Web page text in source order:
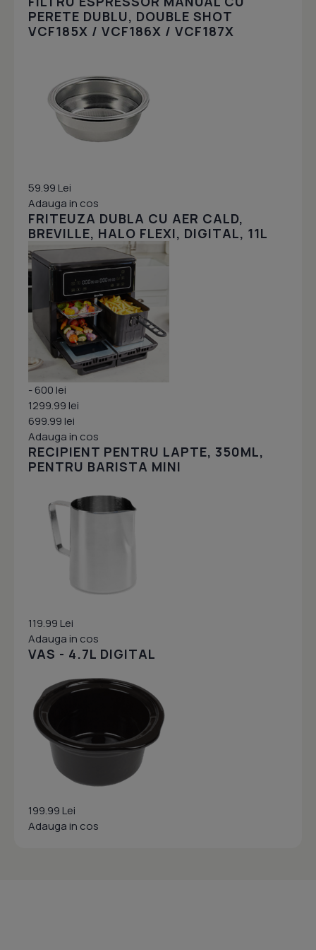
PERETE DUBLU, DOUBLE SHOT
VCF185X / VCF186X / VCF187X
59.99 Lei
Adauga in cos
FRITEUZA DUBLA CU AER CALD,
BREVILLE, HALO FLEXI, DIGITAL, 11L
- 600 lei
1299.99 lei
699.99 lei
Adauga in cos
RECIPIENT PENTRU LAPTE, 350ML,
PENTRU BARISTA MINI
119.99 Lei
Adauga in cos
VAS - 4.7L DIGITAL
199.99 Lei
Adauga in cos